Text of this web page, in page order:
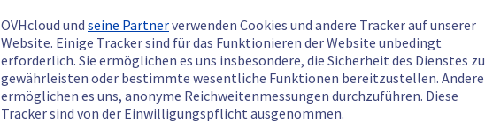
OVHcloud und seine Partnerverwenden Cookies und andere Tracker auf unserer
Website. Einige Tracker sind für das Funktionieren der Website unbedingt
erforderlich. Sie ermöglichen es uns insbesondere, die Sicherheit des Dienstes zu
gewährleisten oder bestimmte wesentliche Funktionen bereitzustellen. Andere
ermöglichen es uns, anonyme Reichweitenmessungen durchzuführen. Diese
Tracker sind von der Einwilligungspflicht ausgenommen.